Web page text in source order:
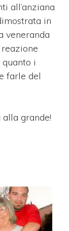
all’anziana
in
veneranda
i
farle del
alla grande!